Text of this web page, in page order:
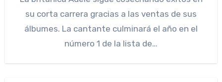
su corta carrera gracias a las ventas de sus
álbumes. La cantante culminará el año en el
número 1 de la lista de…